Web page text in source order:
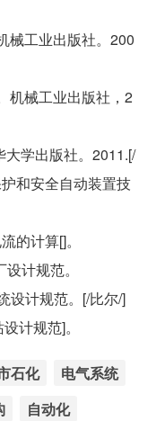
械工业出版社。200
机械工业出版社，2
大学出版社。2011.[/
和安全自动装置技
的计算[]。
计规范。
设计规范。[/比尔/]
计规范]。
石化
电气系统
自动化